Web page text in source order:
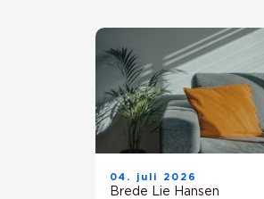
04. juli 2026
Brede Lie Hansen